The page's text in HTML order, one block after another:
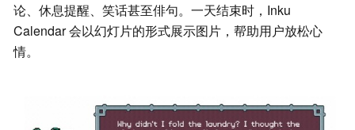
论、休息提醒、笑话甚至俳句。一天结束时，Inku
Calendar 会以幻灯片的形式展示图片，帮助用户放松心
情。